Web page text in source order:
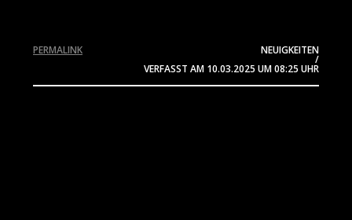
NEUIGKEITEN
/
VERFASST AM 10.03.2025 UM 08:25 UHR
PERMALINK